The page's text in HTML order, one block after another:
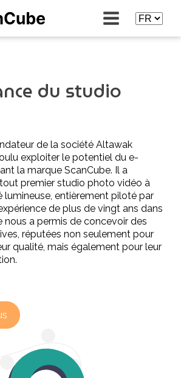
du studio
de la société Altawak
exploiter le potentiel du e-
la marque ScanCube. Il a
premier studio photo vidéo à
lumineuse, entièrement piloté par
de plus de vingt ans dans
nous a permis de concevoir des
réputées non seulement pour
qualité, mais également pour leur